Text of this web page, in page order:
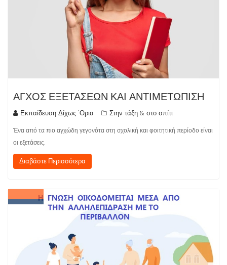
ΑΓΧΟΣ ΕΞΕΤΑΣΕΩΝ ΚΑΙ ΑΝΤΙΜΕΤΩΠΙΣΗ
Εκπαίδευση Δίχως 'Ορια Στην τάξη & στο σπίτι
Ένα από τα πιο αγχώδη γεγονότα στη σχολική και φοιτητική περίοδο είναι
οι εξετάσεις.
Διαβάστε Περισσότερα